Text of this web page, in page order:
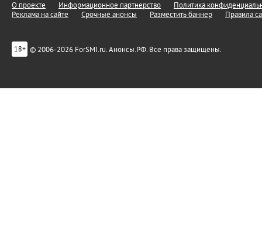
О проекте Информационное партнерство
Политика
Реклама на сайте
Срочные анонсы Разместить баннер Правила
18+ © 2006-2026 ForSMI.ru. Анонсы.РФ. Все права защищены.